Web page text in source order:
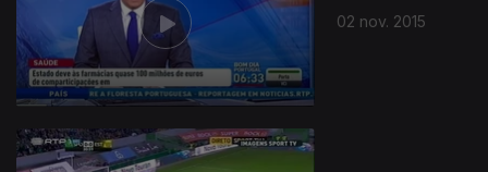
02 nov. 2015